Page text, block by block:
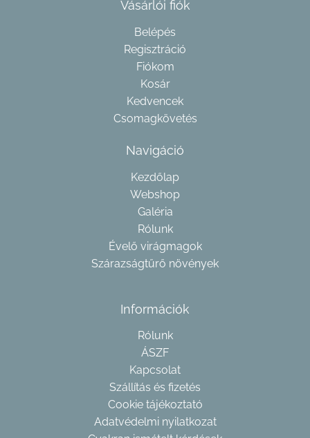
Vásárlói fiók
Belépés
Regisztráció
Fiókom
Kosár
Kedvencek
Csomagkövetés
Navigáció
Kezdőlap
Webshop
Galéria
Rólunk
Évelő virágmagok
Szárazságtűrő növények
Információk
Rólunk
ÁSZF
Kapcsolat
Szállítás és fizetés
Cookie tájékoztató
Adatvédelmi nyilatkozat